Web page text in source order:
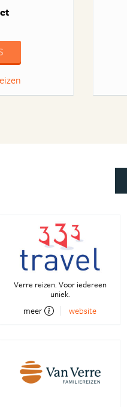
Verre reizen. Voor iedereen
uniek.
meer website